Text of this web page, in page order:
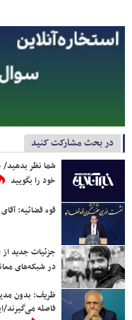
در بحث مشارکت کنید
شما نظر بدهید/
خود را بگویید
قوه قضائیه:
جزئیات جدید
در شبکه‌های
ظریف: بدون
فاصله می‌گیرند/